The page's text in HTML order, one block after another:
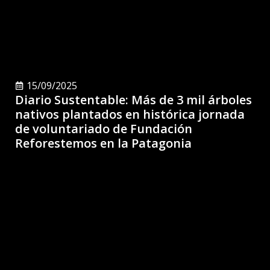
15/09/2025
Diario Sustentable: Más de 3 mil árboles
nativos plantados en histórica jornada
de voluntariado de Fundación
Reforestemos en la Patagonia